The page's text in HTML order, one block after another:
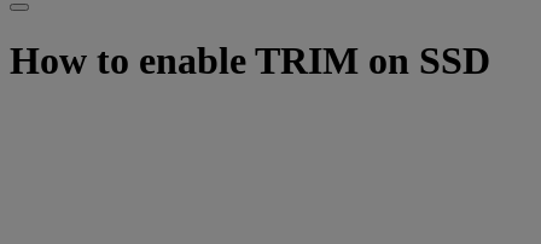
How to enable TRIM on SSD